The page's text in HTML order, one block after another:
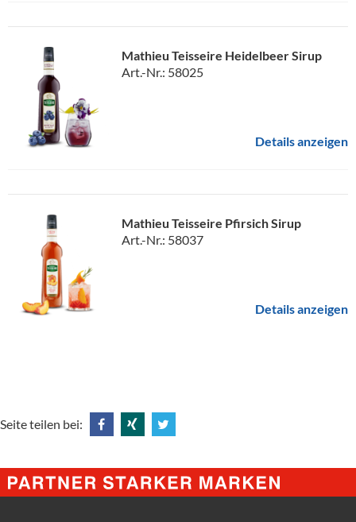
Mathieu Teisseire Heidelbeer Sirup
Art.-Nr.: 58025
Details anzeigen
Mathieu Teisseire Pfirsich Sirup
Art.-Nr.: 58037
Details anzeigen
Seite teilen bei:
@
Facebook
@
Xing
@
Twitter